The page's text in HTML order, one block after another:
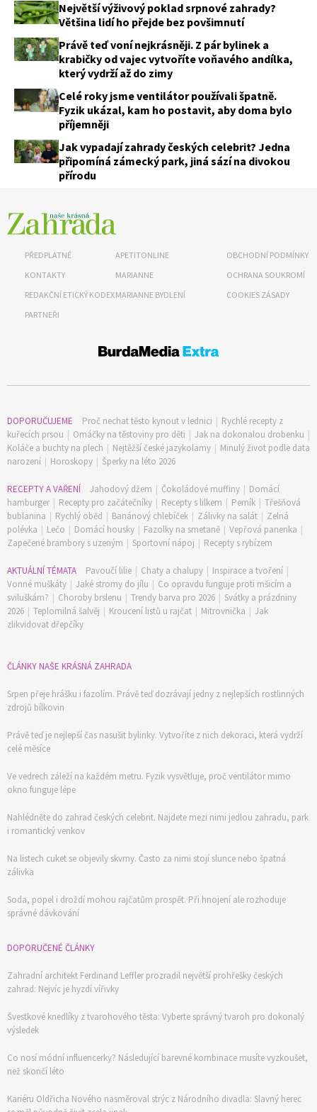
Objednat >
Největší výživový poklad srpnové zahrady?
Většina lidí ho přejde bez povšimnutí
Právě teď voní nejkrásněji. Z pár bylinek a
krabičky od vajec vytvoříte voňavého andílka,
který vydrží až do zimy
Celé roky jsme ventilátor používali špatně.
Fyzik ukázal, kam ho postavit, aby doma bylo
příjemněji
Jak vypadají zahrady českých celebrit? Jedna
připomíná zámecký park, jiná sází na divokou
přírodu
PŘEDPLATNÉ
KONTAKTY
REDAKČNÍ ETICKÝ KODEX
PARTNEŘI
APETITONLINE
MARIANNE
MARIANNE BYDLENÍ
OBCHODNÍ PODMÍNKY
OCHRANA SOUKROMÍ
COOKIES ZÁSADY
DOPORUČUJEME Proč nechat těsto kynout v lednici | Rychlé recepty z
kuřecích prsou | Omáčky na těstoviny pro děti | Jak na dokonalou drobenku |
Koláče a buchty na plech | Nejtěžší české jazykolamy | Minulý život podle data
narození | Horoskopy | Šperky na léto 2026
RECEPTY A VAŘENÍ Jahodový džem | Čokoládové muffiny | Domácí
hamburger | Recepty pro začátečníky | Recepty s lilkem | Perník | Třešňová
bublanina | Rychlý oběd | Banánový chlebíček | Zálivky na salát | Zelná
polévka | Lečo | Domácí housky | Fazolky na smetaně | Vepřová panenka |
Zapečené brambory s uzeným | Sportovní nápoj | Recepty s rybízem
AKTUÁLNÍ TÉMATA Pavoučí lilie | Chaty a chalupy | Inspirace a tvoření |
Vonné muškáty | Jaké stromy do jílu | Co opravdu funguje proti mšicím a
sviluškám? | Choroby brslenu | Trendy barva pro 2026 | Svátky a prázdniny
2026 | Teplomilná šalvěj | Kroucení listů u rajčat | Mitrovnička | Jak
zlikvidovat dřepčíky
ČLÁNKY NAŠE KRÁSNÁ ZAHRADA
Srpen přeje hrášku i fazolím. Právě teď dozrávají jedny z nejlepších rostlinných
zdrojů bílkovin
Právě teď je nejlepší čas nasušit bylinky. Vytvoříte z nich dekoraci, která vydrží
celé měsíce
Ve vedrech záleží na každém metru. Fyzik vysvětluje, proč ventilátor mimo
okno funguje lépe
Nahlédněte do zahrad českých celebrit. Najdete mezi nimi jedlou zahradu, park
i romantický venkov
Na listech cuket se objevily skvrny. Často za nimi stojí slunce nebo špatná
zálivka
Soda, popel i droždí mohou rajčatům prospět. Při hnojení ale rozhoduje
správné dávkování
DOPORUČENÉ ČLÁNKY
Zahradní architekt Ferdinand Leffler prozradil největší prohřešky českých
zahrad: Nejvíc je hyzdí vířivky
Švestkové knedlíky z tvarohového těsta: Vyberte správný tvaroh pro dokonalý
výsledek
Co nosí módní influencerky? Následující barevné kombinace musíte vyzkoušet,
než skončí léto
Kariéru Oldřicha Nového nasměroval strýc z Národního divadla: Slavný herec